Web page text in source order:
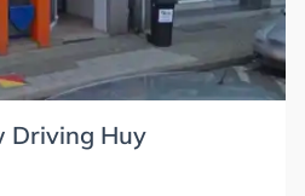
Driving Huy